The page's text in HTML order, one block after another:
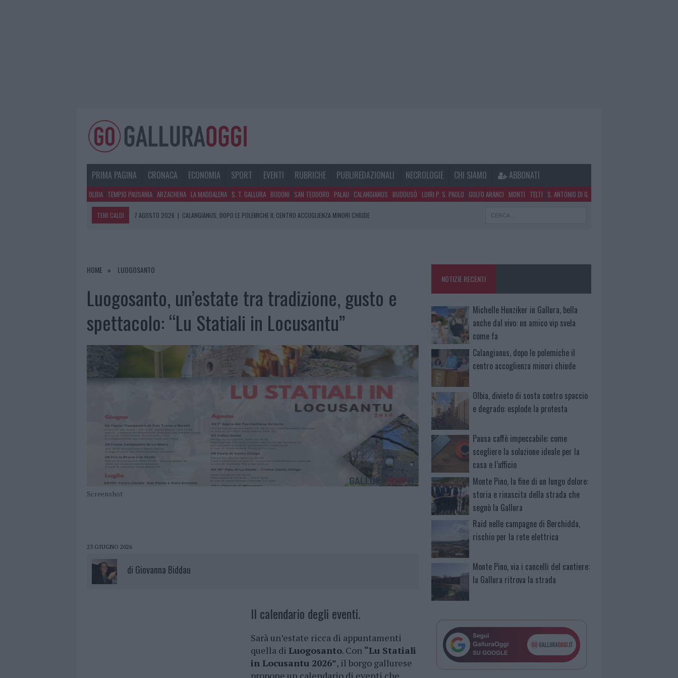
PRIMA PAGINA CRONACA ECONOMIA SPORT EVENTI RUBRICHE PUBLIREDAZIONALI NECROLOGIE CHI SIAMO ABBONATI
OLBIA TEMPIO PAUSANIA ARZACHENA LA MADDALENA S. T. GALLURA BUDONI SAN TEODORO PALAU CALANGIANUS BUDDUSÒ LOIRI P. S. PAOLO GOLFO ARANCI MONTI TELTI S. ANTONIO DI G.
TEMI CALDI 7 AGOSTO 2026 | CALANGIANUS, DOPO LE POLEMICHE IL CENTRO ACCOGLIENZA MINORI CHIUDE
7 AGOSTO 2026
| MONTE PINO, LA FINE DI UN LUNGO DOLORE: STORIA E RINASCITA DELLA STRADA CHE SEGNÒ LA GALLURA
HOME LUOGOSANTO
Luogosanto, un’estate tra tradizione, gusto e
spettacolo: “Lu Statiali in Locusantu”
Screenshot
23 GIUGNO 2026
di Giovanna Biddau
Il calendario degli eventi.
Sarà un’estate ricca di appuntamenti
quella di Luogosanto. Con “Lu Statiali
in Locusantu 2026”, il borgo gallurese
NOTIZIE RECENTI
Michelle Hunziker in Gallura, bella
anche dal vivo: un amico vip svela
come fa
Calangianus, dopo le polemiche il
centro accoglienza minori chiude
Olbia, divieto di sosta contro spaccio
e degrado: esplode la protesta
Pausa caffè impeccabile: come
scegliere la soluzione ideale per la
casa e l’ufficio
Monte Pino, la fine di un lungo dolore:
storia e rinascita della strada che
segnò la Gallura
Raid nelle campagne di Berchidda,
rischio per la rete elettrica
Monte Pino, via i cancelli del cantiere:
la Gallura ritrova la strada